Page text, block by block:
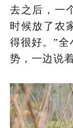
去之后，一
时候放了农
得很好。”
势，一边说着